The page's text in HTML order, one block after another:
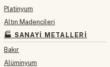
Platinyum
Altın Madencileri
🏭 SANAYI METALLERI
Bakır
Alüminyum